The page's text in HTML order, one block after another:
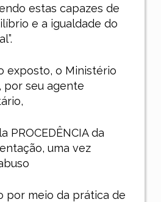
estas capazes de
e a igualdade do
exposto, o Ministério
por seu agente
PROCEDÊNCIA da
uma vez
por meio da prática de